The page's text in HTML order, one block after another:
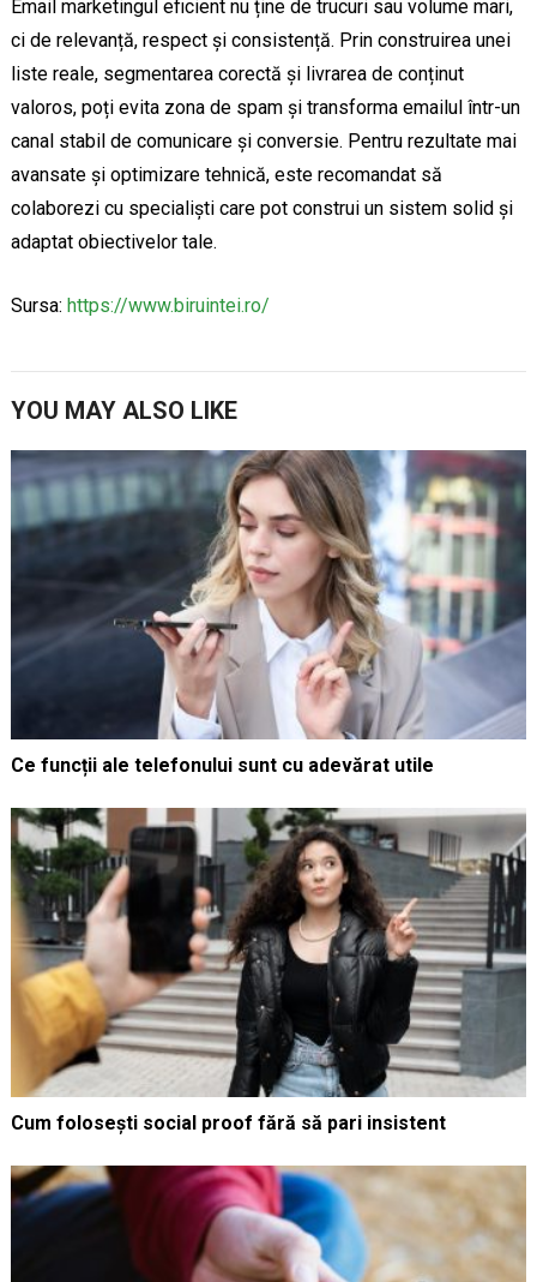
Email marketingul eficient nu ține de trucuri sau volume mari,
ci de relevanță, respect și consistență. Prin construirea unei
liste reale, segmentarea corectă și livrarea de conținut
valoros, poți evita zona de spam și transforma emailul într-un
canal stabil de comunicare și conversie. Pentru rezultate mai
avansate și optimizare tehnică, este recomandat să
colaborezi cu specialiști care pot construi un sistem solid și
adaptat obiectivelor tale.
Sursa: https://www.biruintei.ro/
YOU MAY ALSO LIKE
Ce funcții ale telefonului sunt cu adevărat utile
Cum folosești social proof fără să pari insistent